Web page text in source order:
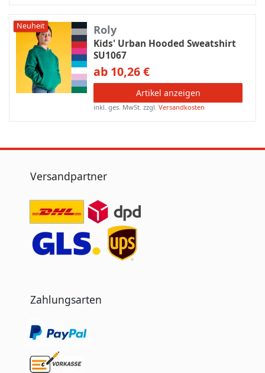
Neuheit Roly
Kids' Urban Hooded Sweatshirt
SU1067
ab 10,26 €
Artikel anzeigen
inkl. ges. MwSt. zzgl.Versandkosten
Versandpartner
Zahlungsarten